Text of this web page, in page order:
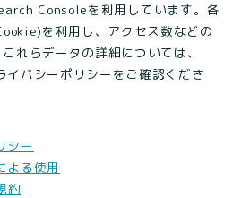
Consoleを利用しています。各
を利用し、アクセス数などの
れらデータの詳細については、
バシーポリシーをご確認くださ
シー
よる使用
約